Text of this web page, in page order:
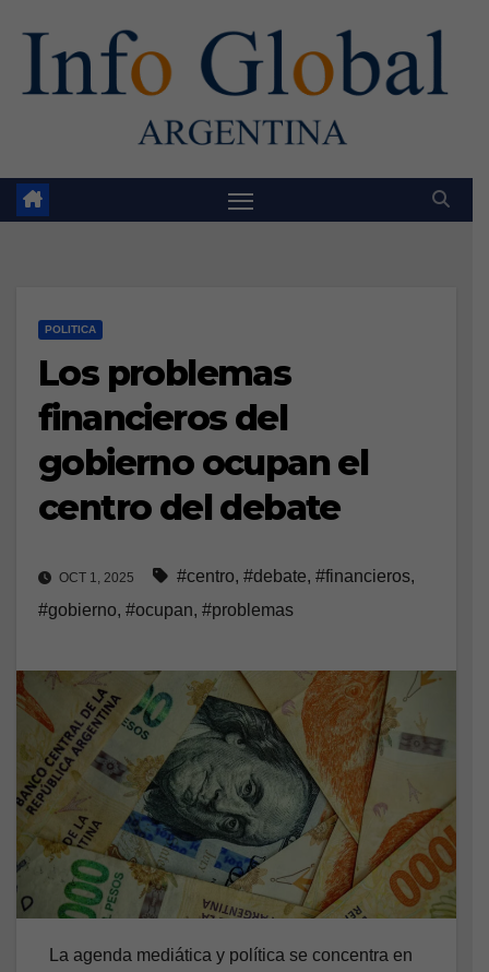
POLITICA
Los problemas
financieros del
gobierno ocupan el
centro del debate
OCT 1, 2025 #centro, #debate, #financieros,
#gobierno, #ocupan, #problemas
La agenda mediática y política se concentra en